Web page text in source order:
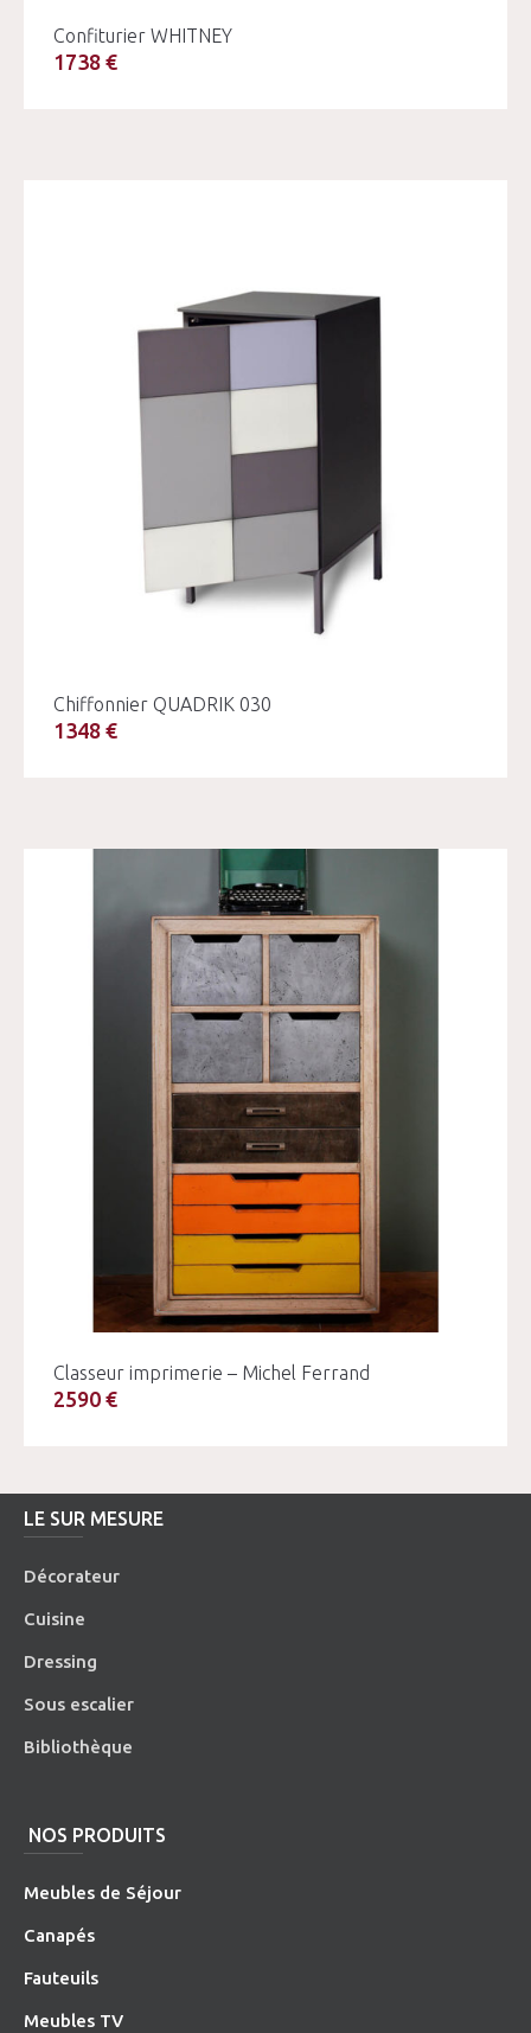
Confiturier WHITNEY
1738 €
Chiffonnier QUADRIK 030
1348 €
Classeur imprimerie – Michel Ferrand
2590 €
LE SUR MESURE
Décorateur
Cuisine
Dressing
Sous escalier
Bibliothèque
NOS PRODUITS
Meubles de Séjour
Canapés
Fauteuils
Meubles TV